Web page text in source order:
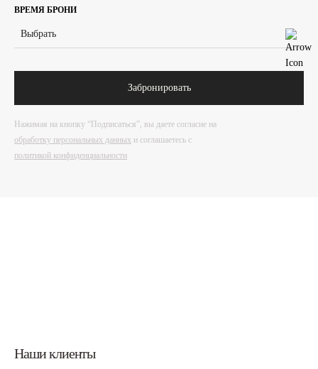
ВРЕМЯ БРОНИ
Выбрать
Забронировать
Нажимая на кнопку “Подписаться”, вы даете согласие на
обработку персональных данных и соглашаетесь c
политикой конфиденциальности
Наши клиенты